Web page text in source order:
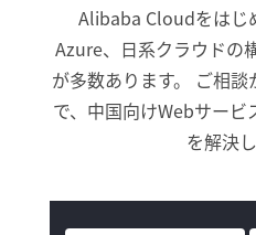
Alibaba Cloudをはじ
Azure、日系クラウドの
が多数あります。 ご相
で、中国向けWebサー
を解決し